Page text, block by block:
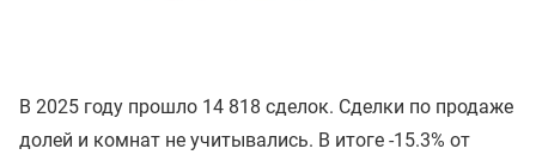
В 2025 году прошло 14 818 сделок. Сделки по продаже
долей и комнат не учитывались. В итоге -15.3% от